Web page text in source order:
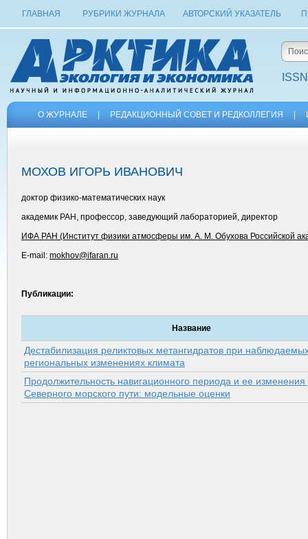
ГЛАВНАЯ РУБРИКИ ЖУРНАЛА АВТОРСКИЙ УКАЗАТЕЛЬ
О ЖУРНАЛЕ РЕДАКЦИОННЫЙ СОВЕТ И РЕДКОЛЛЕГИЯ
МОХОВ ИГОРЬ ИВАНОВИЧ
доктор физико-математических наук
академик РАН, профессор, заведующий лабораторией, директор
ИФА РАН (Институт физики атмосферы им. А. М. Обухова Российской
E-mail: mokhov@ifaran.ru
Публикации:
Название
Дестабилизация реликтовых метангидратов при
региональных изменениях климата
Продолжительность навигационного периода и ее изменения
Северного морского пути: модельные оценки